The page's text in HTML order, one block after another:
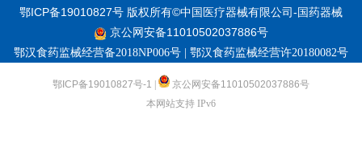
鄂ICP备19010827号 版权所有©中国医疗器械有限公司-国药器械
京公网安备11010502037886号
鄂汉食药监械经营备2018NP006号 | 鄂汉食药监械经营许20180082号
鄂ICP备19010827号-1
京公网安备11010502037886号
本网站支持 IPv6